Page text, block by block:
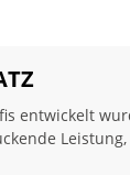
entwickelt